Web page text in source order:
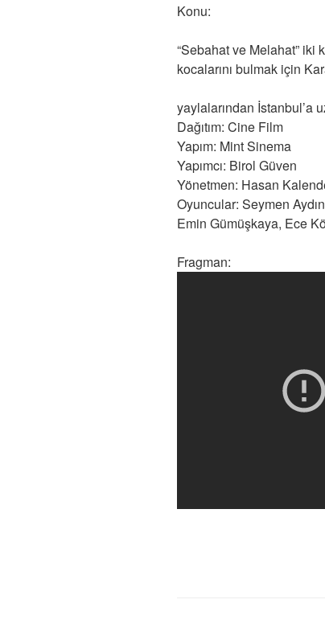
Konu:
“Sebahat ve Melahat” iki
kocalarını bulmak için
yaylalarından İstanbul’a
Dağıtım: Cine Film
Yapım: Mint Sinema
Yapımcı: Birol Güven
Yönetmen: Hasan
Oyuncular: Seymen
Emin Gümüşkaya, Ece
Fragman: